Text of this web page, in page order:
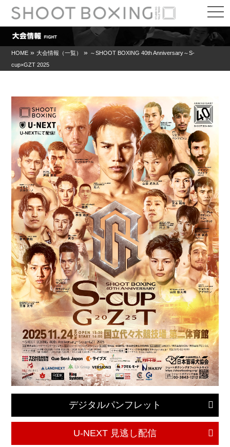
t
o
g
g
HOME »大会情報（一覧） » ～SHOOT BOXING 40th Anniversary～S-
cup×GZT 2025
デジタルパンフレット
U-NEXT 見逃し配信